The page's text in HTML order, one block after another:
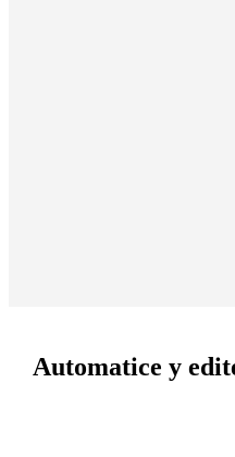
Automatice y